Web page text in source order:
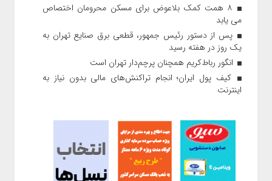
۸ همت کمک بلاعوض برای مسکن محرومان اختصاص
می یابد
پس از دستور رئیس‌ جمهور، قطعی برق صنایع تهران به
یک روز در هفته رسید
انگور رباط‌کریم همچنان پرچم‌دار تهران است
کیف پول ایران؛ انجام تراکنش‌های مالی بدون نیاز به
اینترنت